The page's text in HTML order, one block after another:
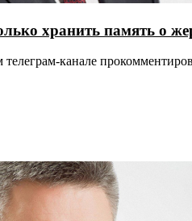
хранить память о
канале